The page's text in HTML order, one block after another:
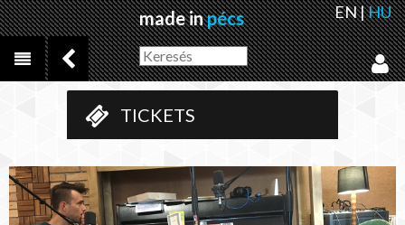
made inpécs EN|HU
TICKETS